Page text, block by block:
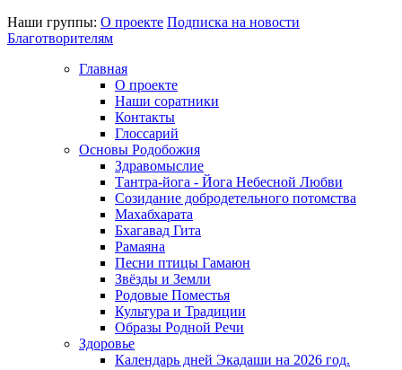
Наши группы: О проекте Подписка на новости
Благотворителям
Главная
О проекте
Наши соратники
Контакты
Глоссарий
Основы Родобожия
Здравомыслие
Тантра-йога - Йога Небесной Любви
Созидание добродетельного потомства
Махабхарата
Бхагавад Гита
Рамаяна
Песни птицы Гамаюн
Звёзды и Земли
Родовые Поместья
Культура и Традиции
Образы Родной Речи
Здоровье
Календарь дней Экадаши на 2026 год.